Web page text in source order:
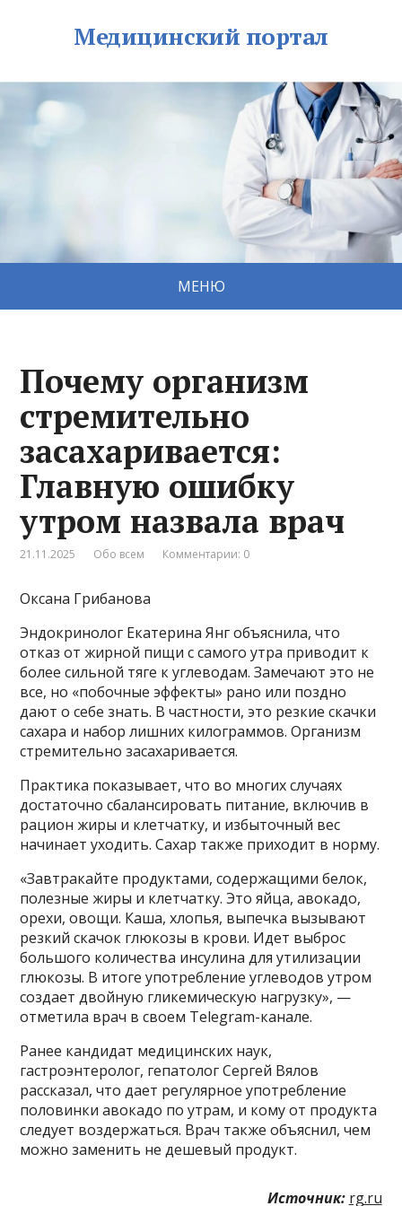
Медицинский портал
МЕНЮ
Почему организм
стремительно
засахаривается:
Главную ошибку
утром назвала врач
21.11.2025 Обо всем Комментарии: 0
Оксана Грибанова
Эндокринолог Екатерина Янг объяснила, что
отказ от жирной пищи с самого утра приводит к
более сильной тяге к углеводам. Замечают это не
все, но «побочные эффекты» рано или поздно
дают о себе знать. В частности, это резкие скачки
сахара и набор лишних килограммов. Организм
стремительно засахаривается.
Практика показывает, что во многих случаях
достаточно сбалансировать питание, включив в
рацион жиры и клетчатку, и избыточный вес
начинает уходить. Сахар также приходит в норму.
«Завтракайте продуктами, содержащими белок,
полезные жиры и клетчатку. Это яйца, авокадо,
орехи, овощи. Каша, хлопья, выпечка вызывают
резкий скачок глюкозы в крови. Идет выброс
большого количества инсулина для утилизации
глюкозы. В итоге употребление углеводов утром
создает двойную гликемическую нагрузку», —
отметила врач в своем Telegram-канале.
Ранее кандидат медицинских наук,
гастроэнтеролог, гепатолог Сергей Вялов
рассказал, что дает регулярное употребление
половинки авокадо по утрам, и кому от продукта
следует воздержаться. Врач также объяснил, чем
можно заменить не дешевый продукт.
Источник: rg.ru